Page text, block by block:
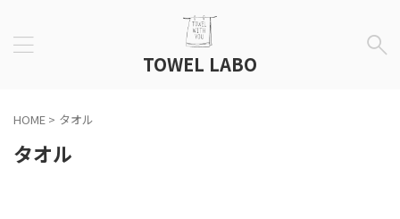
TOWEL LABO
HOME > タオル
タオル